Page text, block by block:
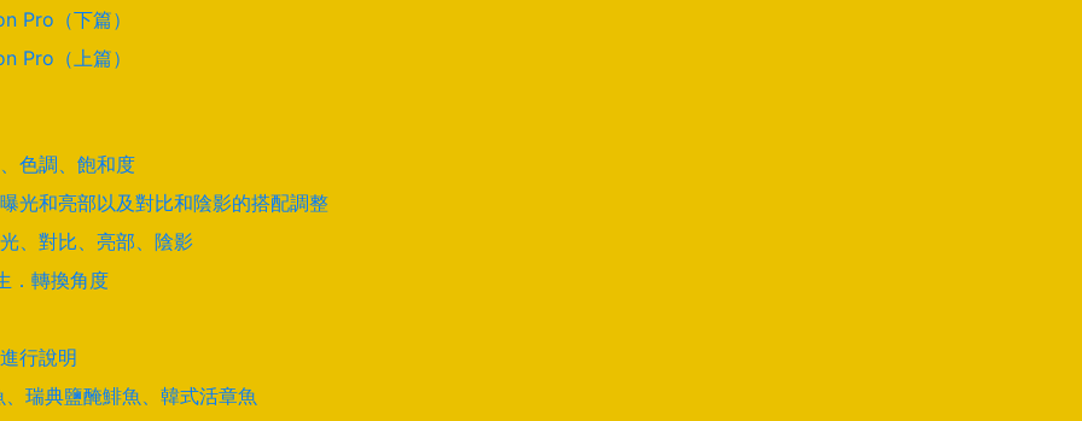
Pro（下篇）
Pro（上篇）
色調、飽和度
光和亮部以及對比和陰影的搭配調整
、對比、亮部、陰影
．轉換角度
行說明
瑞典鹽醃鯡魚、韓式活章魚